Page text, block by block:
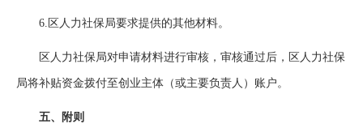
6.区人力社保局要求提供的其他材料。
区人力社保局对申请材料进行审核，审核通过后，区人力社保
局将补贴资金拨付至创业主体（或主要负责人）账户。
五、附则